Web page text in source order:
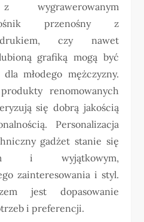
wygrawerowanym
przenośny z
czy nawet
grafiką mogą być
młodego mężczyzny.
renomowanych
się dobrą jakością
Personalizacja
gadżet stanie się
i wyjątkowym,
zainteresowania i styl.
jest dopasowanie
i preferencji.